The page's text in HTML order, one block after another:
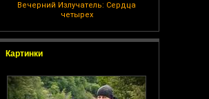
Вечерний Излучатель: Сердца
четырех
Картинки